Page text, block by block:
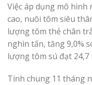
Việc áp dụng mô hình
cao, nuôi tôm siêu
lượng tôm thẻ chân
nghìn tấn, tăng 9,0%
lượng tôm sú đạt 24,7
Tính chung 11 tháng